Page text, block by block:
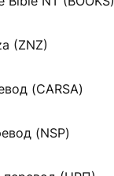
(ZNZ)
(CARSA)
(NSP)